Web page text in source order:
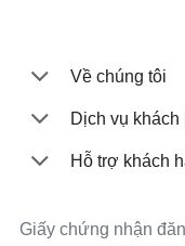
Về chúng tôi
Dịch vụ khách
Hỗ trợ khách
Giấy chứng nhận